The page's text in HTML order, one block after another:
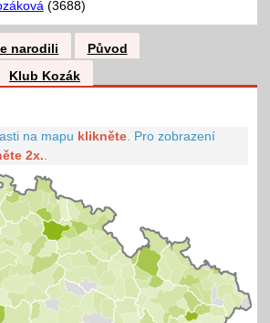
(3688)
narodili
Původ
Klub Kozák
na mapu klikněte Pro zobrazení
2x.